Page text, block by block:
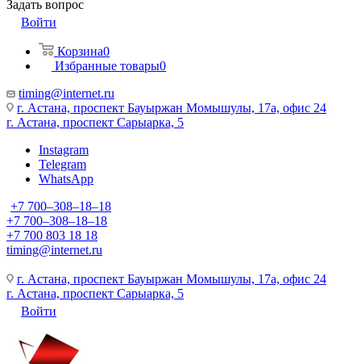
Задать вопрос
Войти
Корзина0
Избранные товары0
timing@internet.ru
г. Астана, проспект Бауыржан Момышулы, 17а, офис 24
г. Астана, проспект Сарыарка, 5
Instagram
Telegram
WhatsApp
+7 700‒308‒18‒18
+7 700‒308‒18‒18
+7 700 803 18 18
timing@internet.ru
г. Астана, проспект Бауыржан Момышулы, 17а, офис 24
г. Астана, проспект Сарыарка, 5
Войти